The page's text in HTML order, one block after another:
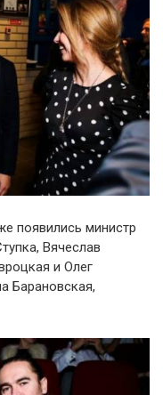
появились министр
Вячеслав
и Олег
Барановская,